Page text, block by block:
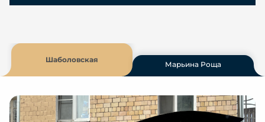
Шаболовская
Марьина Роща